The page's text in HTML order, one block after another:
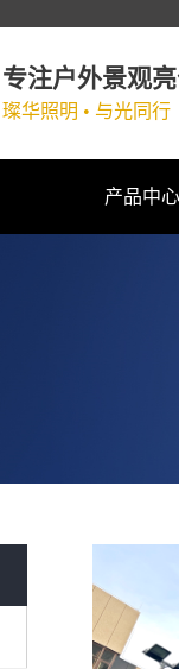
专注户外景观
璨华照明 • 与光同行
产品中心